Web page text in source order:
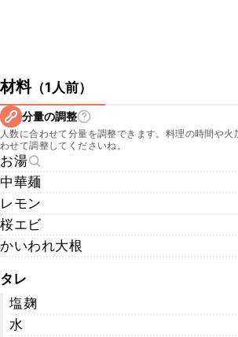
材料（1人前）
分量の調整
人数に合わせて分量を調整できます。料理の時間や
わせて調整してくださいね。
お湯
中華麺
レモン
桜エビ
かいわれ大根
タレ
塩麹
水